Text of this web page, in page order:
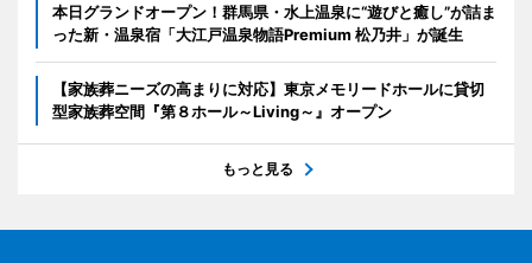
本日グランドオープン！群馬県・水上温泉に“遊びと癒し”が詰ま
った新・温泉宿「大江戸温泉物語Premium 松乃井」が誕生
【家族葬ニーズの高まりに対応】東京メモリードホールに貸切
型家族葬空間『第８ホール～Living～』オープン
もっと見る